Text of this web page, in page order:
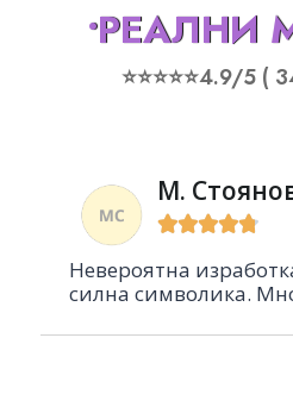
•РЕАЛНИ
⭐⭐⭐⭐⭐4.9/5 (
М.

Невероятна
силна символика.